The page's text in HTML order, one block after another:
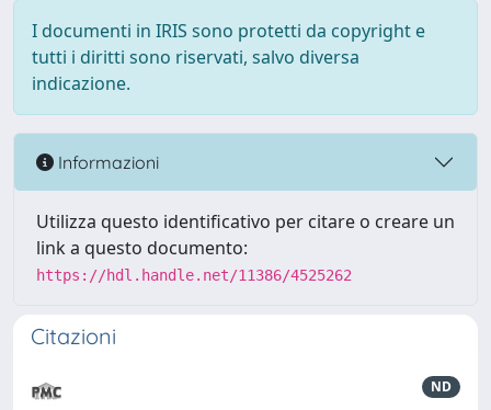
I documenti in IRIS sono protetti da copyright e
tutti i diritti sono riservati, salvo diversa
indicazione.
Informazioni
Utilizza questo identificativo per citare o creare un
link a questo documento:
https://hdl.handle.net/11386/4525262
Citazioni
ND